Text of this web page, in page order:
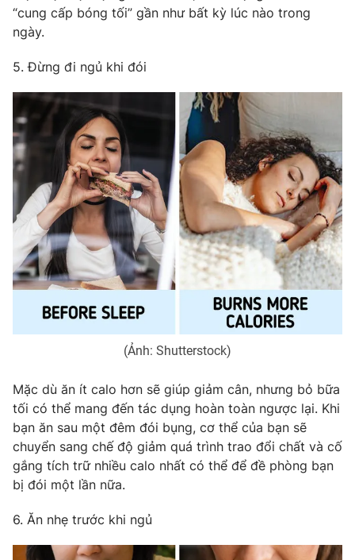
“cung cấp bóng tối” gần như bất kỳ lúc nào trong
ngày.
5. Đừng đi ngủ khi đói
(Ảnh: Shutterstock)
Mặc dù ăn ít calo hơn sẽ giúp giảm cân, nhưng bỏ bữa
tối có thể mang đến tác dụng hoàn toàn ngược lại. Khi
bạn ăn sau một đêm đói bụng, cơ thể của bạn sẽ
chuyển sang chế độ giảm quá trình trao đổi chất và cố
gắng tích trữ nhiều calo nhất có thể để đề phòng bạn
bị đói một lần nữa.
6. Ăn nhẹ trước khi ngủ